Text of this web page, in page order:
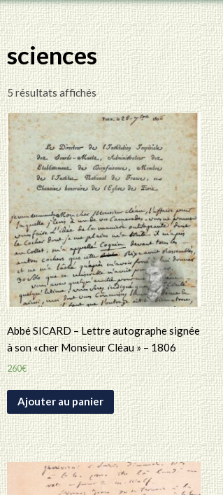
sciences
5 résultats affichés
Abbé SICARD – Lettre autographe signée
à son «cher Monsieur Cléau » – 1806
260€
Ajouter au panier